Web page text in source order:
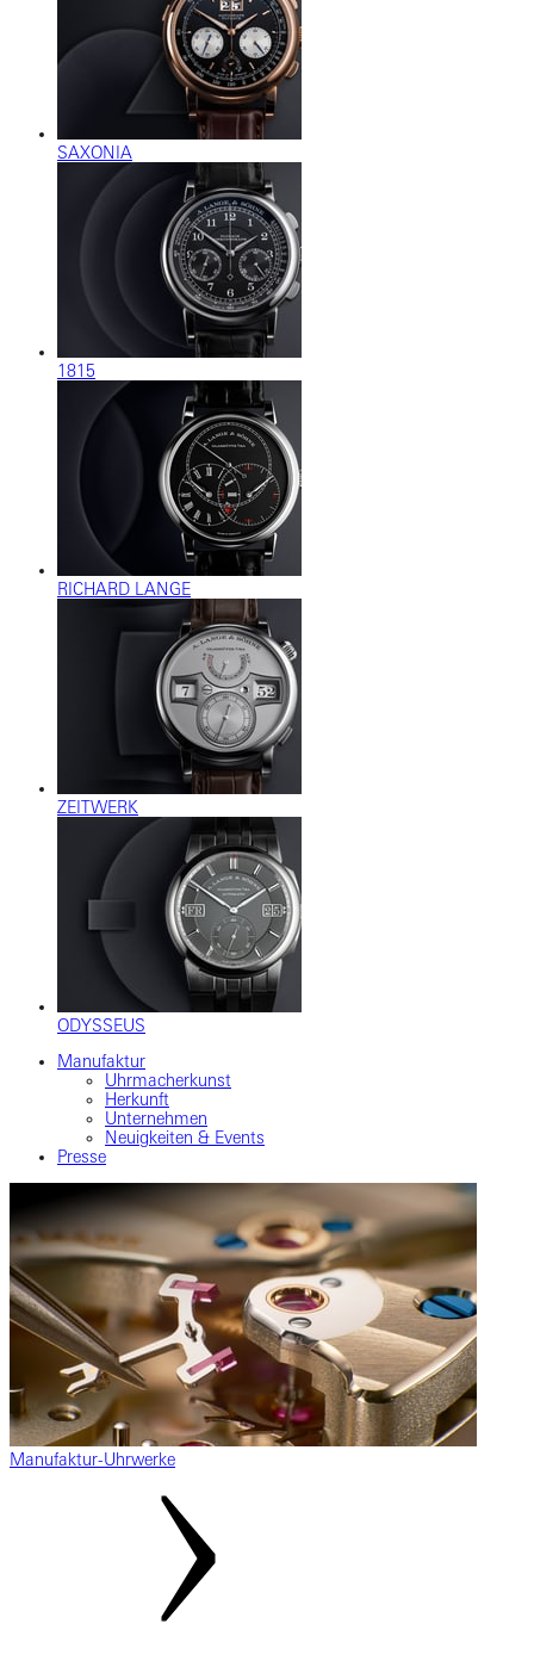
SAXONIA
1815
RICHARD LANGE
ZEITWERK
ODYSSEUS
Manufaktur
Uhrmacherkunst
Herkunft
Unternehmen
Neuigkeiten & Events
Presse
Manufaktur-Uhrwerke